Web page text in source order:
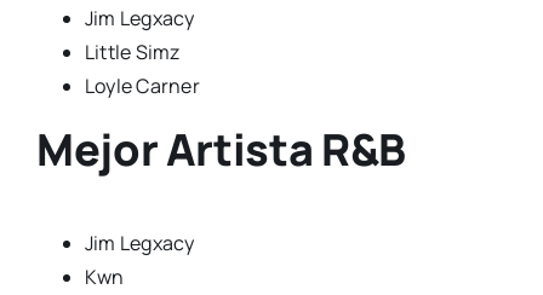
Jim Legxacy
Little Simz
Loyle Carner
Mejor Artista R&B
Jim Legxacy
Kwn